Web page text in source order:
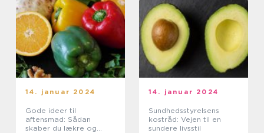
14. januar 2024
Gode ideer til
aftensmad: Sådan
skaber du lækre og
14. januar 2024
Sundhedsstyrelsens
kostråd: Vejen til en
sundere livsstil